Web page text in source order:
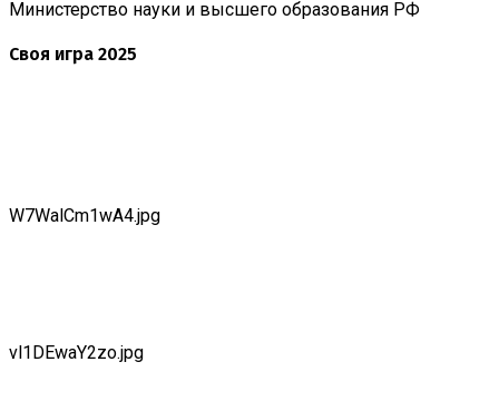
Министерство науки и высшего образования РФ
Своя игра 2025
W7WalCm1wA4.jpg
vl1DEwaY2zo.jpg